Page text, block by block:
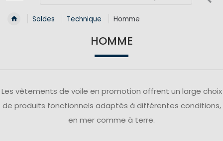
Soldes Technique Homme
HOMME
Les vêtements de voile en promotion offrent un large choix
de produits fonctionnels adaptés à différentes conditions,
en mer comme à terre.